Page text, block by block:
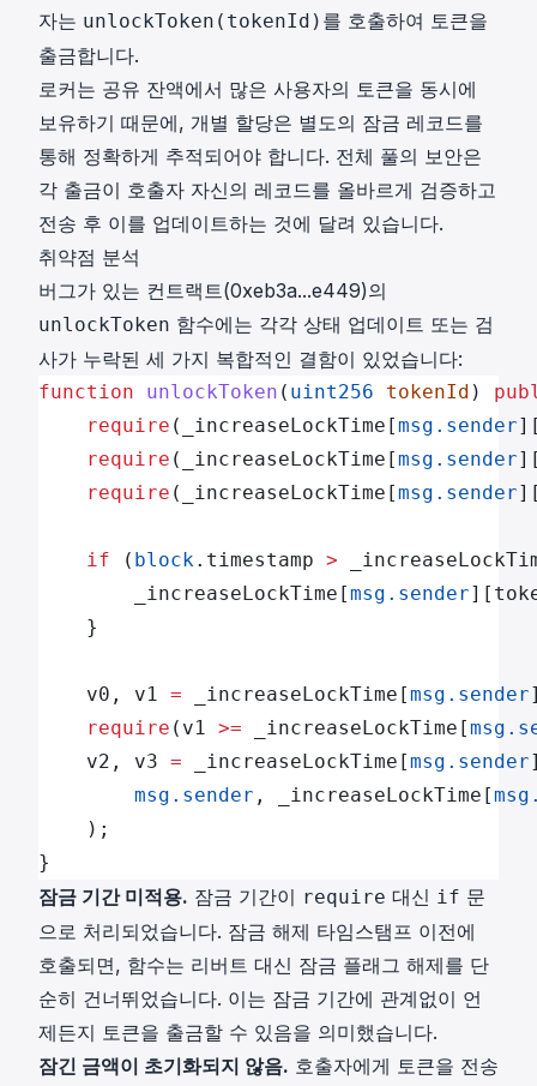
자는 unlockToken(tokenId) 를 호출하여 토큰을
출금합니다.
로커는 공유 잔액에서 많은 사용자의 토큰을 동시에
보유하기 때문에, 개별 할당은 별도의 잠금 레코드를
통해 정확하게 추적되어야 합니다. 전체 풀의 보안은
각 출금이 호출자 자신의 레코드를 올바르게 검증하고
전송 후 이를 업데이트하는 것에 달려 있습니다.
취약점 분석
버그가 있는 컨트랙트(0xeb3a...e449)의
unlockToken 함수에는 각각 상태 업데이트 또는 검
사가 누락된 세 가지 복합적인 결함이 있었습니다:
function unlockToken ( uint256 tokenId )
    require
(_increaseLockTime[msg.sender
    require
(_increaseLockTime[msg.sender
    require
(_increaseLockTime[msg.sender
    if
( block.timestamp >
        _increaseLockTime[
msg.sender
    }
    v0, v1
= _increaseLockTime[msg.sender
    require
(v1 >= _increaseLockTime[
    v2, v3
= _increaseLockTime[msg.sender
        msg.sender
, _increaseLockTime[
    );
}
잠금 기간 미적용. 잠금 기간이 require 대신 if 문
으로 처리되었습니다. 잠금 해제 타임스탬프 이전에
호출되면, 함수는 리버트 대신 잠금 플래그 해제를 단
순히 건너뛰었습니다. 이는 잠금 기간에 관계없이 언
제든지 토큰을 출금할 수 있음을 의미했습니다.
잠긴 금액이 초기화되지 않음. 호출자에게 토큰을 전송